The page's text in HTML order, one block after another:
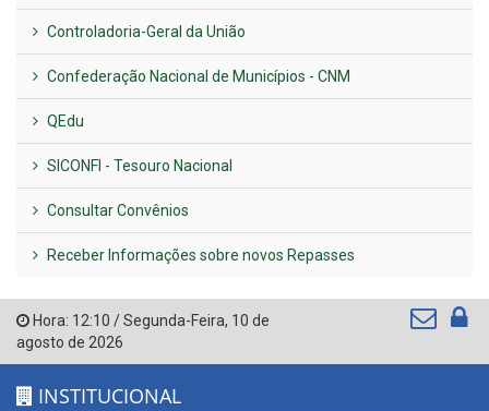
Controladoria-Geral da União
Confederação Nacional de Municípios - CNM
QEdu
SICONFI - Tesouro Nacional
Consultar Convênios
Receber Informações sobre novos Repasses
Hora: 12:10 /Segunda-Feira, 10 de
agosto de 2026
INSTITUCIONAL